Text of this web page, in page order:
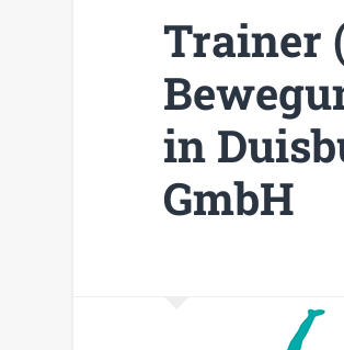
Trainer
in
GmbH